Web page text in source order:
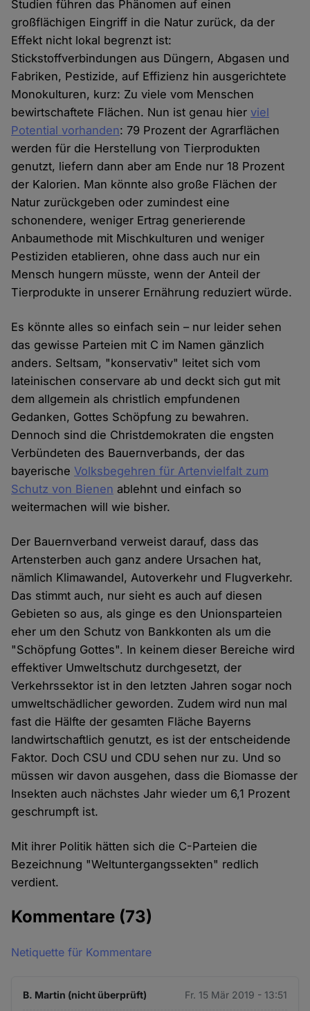
Studien führen das Phänomen auf einen
großflächigen Eingriff in die Natur zurück, da der
Effekt nicht lokal begrenzt ist:
Stickstoffverbindungen aus Düngern, Abgasen und
Fabriken, Pestizide, auf Effizienz hin ausgerichtete
Monokulturen, kurz: Zu viele vom Menschen
bewirtschaftete Flächen. Nun ist genau hierviel
Potential vorhanden: 79 Prozent der Agrarflächen
werden für die Herstellung von Tierprodukten
genutzt, liefern dann aber am Ende nur 18 Prozent
der Kalorien. Man könnte also große Flächen der
Natur zurückgeben oder zumindest eine
schonendere, weniger Ertrag generierende
Anbaumethode mit Mischkulturen und weniger
Pestiziden etablieren, ohne dass auch nur ein
Mensch hungern müsste, wenn der Anteil der
Tierprodukte in unserer Ernährung reduziert würde.
Es könnte alles so einfach sein – nur leider sehen
das gewisse Parteien mit C im Namen gänzlich
anders. Seltsam, "konservativ" leitet sich vom
lateinischen conservare ab und deckt sich gut mit
dem allgemein als christlich empfundenen
Gedanken, Gottes Schöpfung zu bewahren.
Dennoch sind die Christdemokraten die engsten
Verbündeten des Bauernverbands, der das
bayerischeVolksbegehren für Artenvielfalt zum
Schutz von Bienen ablehnt und einfach so
weitermachen will wie bisher.
Der Bauernverband verweist darauf, dass das
Artensterben auch ganz andere Ursachen hat,
nämlich Klimawandel, Autoverkehr und Flugverkehr.
Das stimmt auch, nur sieht es auch auf diesen
Gebieten so aus, als ginge es den Unionsparteien
eher um den Schutz von Bankkonten als um die
"Schöpfung Gottes". In keinem dieser Bereiche wird
effektiver Umweltschutz durchgesetzt, der
Verkehrssektor ist in den letzten Jahren sogar noch
umweltschädlicher geworden. Zudem wird nun mal
fast die Hälfte der gesamten Fläche Bayerns
landwirtschaftlich genutzt, es ist der entscheidende
Faktor. Doch CSU und CDU sehen nur zu. Und so
müssen wir davon ausgehen, dass die Biomasse der
Insekten auch nächstes Jahr wieder um 6,1 Prozent
geschrumpft ist.
Mit ihrer Politik hätten sich die C-Parteien die
Bezeichnung "Weltuntergangssekten" redlich
verdient.
Kommentare (73)
Netiquette für Kommentare
B. Martin (nicht überprüft) Fr. 15 Mär 2019 - 13:51